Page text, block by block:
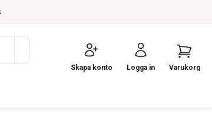
Skapa konto Logga in Varukorg